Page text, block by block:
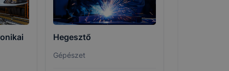
Hegesztő
Gépészet
k